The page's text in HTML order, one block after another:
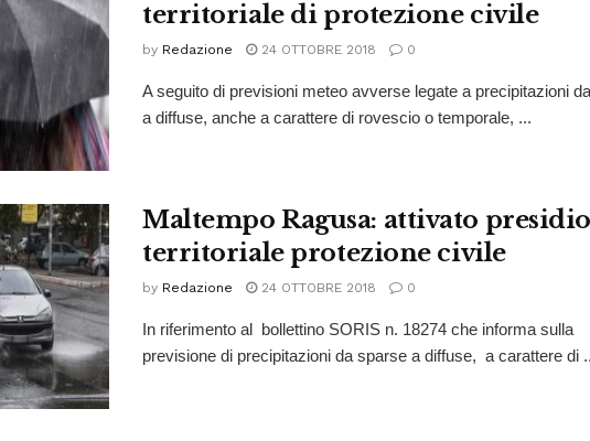
territoriale di protezione civile
by Redazione 24 OTTOBRE 2018 0
A seguito di previsioni meteo avverse legate a precipitazioni
a diffuse, anche a carattere di rovescio o temporale, ...
Maltempo Ragusa: attivato presidio
territoriale protezione civile
by Redazione 24 OTTOBRE 2018 0
In riferimento al bollettino SORIS n. 18274 che informa sulla
previsione di precipitazioni da sparse a diffuse, a carattere di